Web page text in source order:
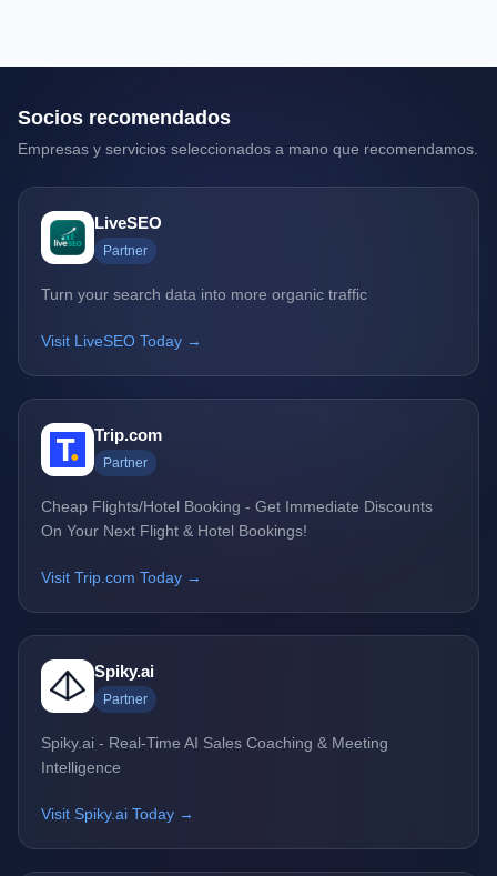
Socios recomendados
Empresas y servicios seleccionados a mano que recomendamos.
LiveSEO
Partner
Turn your search data into more organic traffic
Visit LiveSEO Today →
Trip.com
Partner
Cheap Flights/Hotel Booking - Get Immediate Discounts
On Your Next Flight & Hotel Bookings!
Visit Trip.com Today →
Spiky.ai
Partner
Spiky.ai - Real-Time AI Sales Coaching & Meeting
Intelligence
Visit Spiky.ai Today →